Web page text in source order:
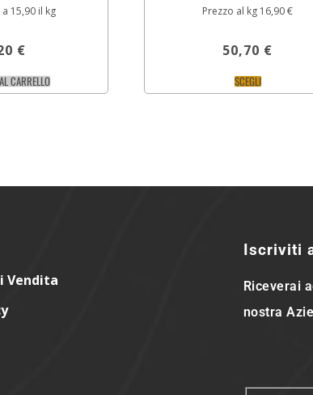
15,90 il kg
€
CARRELLO
Prezzo al kg 16,90 €
50,70 €
SCEGLI
Vendita
Iscriviti
Riceverai
nostra